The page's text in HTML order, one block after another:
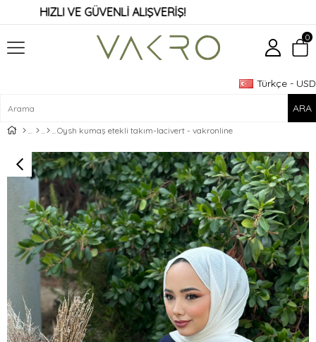
HIZLI VE GÜVENLİ ALIŞVERİŞ!
Türkçe - USD
0
Oysh kumaş etekli takım-lacivert - vakronline